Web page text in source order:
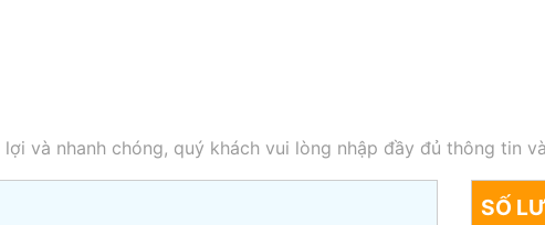
và nhanh chóng, quý khách vui lòng nhập đầy đủ thông tin
SỐ